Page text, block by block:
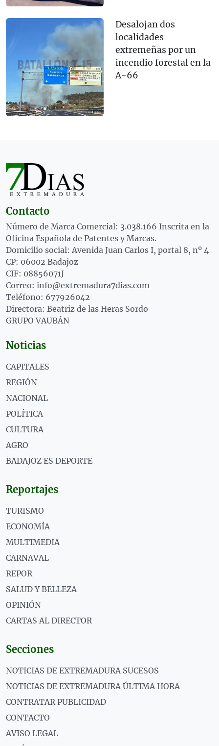
Desalojan dos
localidades
extremeñas por un
incendio forestal en la
A-66
Contacto
Número de Marca Comercial: 3.038.166 Inscrita en la
Oficina Española de Patentes y Marcas.
Domicilio social: Avenida Juan Carlos I, portal 8, nº 4
CP: 06002 Badajoz
CIF: 08856071J
Correo: info@extremadura7dias.com
Teléfono: 677926042
Directora: Beatriz de las Heras Sordo
GRUPO VAUBÁN
Noticias
CAPITALES
REGIÓN
NACIONAL
POLÍTICA
CULTURA
AGRO
BADAJOZ ES DEPORTE
Reportajes
TURISMO
ECONOMÍA
MULTIMEDIA
CARNAVAL
REPOR
SALUD Y BELLEZA
OPINIÓN
CARTAS AL DIRECTOR
Secciones
NOTICIAS DE EXTREMADURA SUCESOS
NOTICIAS DE EXTREMADURA ÚLTIMA HORA
CONTRATAR PUBLICIDAD
CONTACTO
AVISO LEGAL